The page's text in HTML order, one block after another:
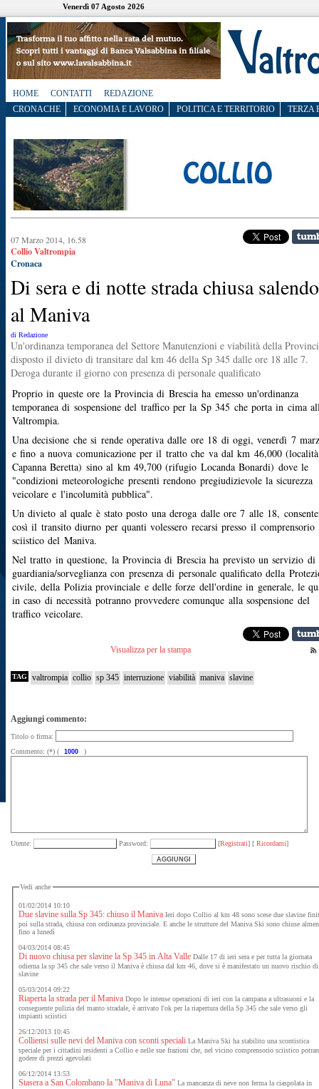
Venerdì 07 Agosto 2026
HOME CONTATTI
REDAZIONE
CRONACHE
ECONOMIA E LAVORO POLITICA E TERRITORIO TERZA
07 Marzo 2014, 16.58
Collio Valtrompia
Cronaca
Di sera e di notte strada chiusa salendo
al Maniva
di Redazione
Un'ordinanza temporanea del Settore Manutenzioni e viabilità della
disposto il divieto di transitare dal km 46 della Sp 345 dalle ore 18 alle 7.
Deroga durante il giorno con presenza di personale qualificato
Proprio in queste ore la Provincia di Brescia ha emesso un'ordinanza
temporanea di sospensione del traffico per la Sp 345 che porta in cima
Valtrompia.
Una decisione che si rende operativa dalle ore 18 di oggi, venerdì 7
e fino a nuova comunicazione per il tratto che va dal km 46,000 (località
Capanna Beretta) sino al km 49,700 (rifugio Locanda Bonardi) dove le
"condizioni meteorologiche presenti rendono pregiudizievole la sicurezza
veicolare e l'incolumità pubblica".
Un divieto al quale è stato posto una deroga dalle ore 7 alle 18,
così il transito diurno per quanti volessero recarsi presso il comprensorio
sciistico del Maniva.
Nel tratto in questione, la Provincia di Brescia ha previsto un servizio di
guardiania/sorveglianza con presenza di personale qualificato della
civile, della Polizia provinciale e delle forze dell'ordine in generale, le
in caso di necessità potranno provvedere comunque alla sospensione del
traffico veicolare.
Visualizza per la stampa
TAG valtrompia collio sp 345 interruzione viabilità maniva slavine
Aggiungi commento:
Titolo o firma:
Commento: (*) (
)
Utente: Password: [Registrati] [ Ricordami]
Vedi anche
01/02/2014 10:10
Due slavine sulla Sp 345: chiuso il Maniva Ieri dopo Collio al km 48 sono scese due slavine
poi sulla strada, chiusa con ordinanza provinciale. E anche le strutture del Maniva Ski sono chiuse
fino a lunedì
04/03/2014 08:45
Di nuovo chiusa per slavine la Sp 345 in Alta Valle Dalle 17 di ieri sera e per tutta la giornata
odierna la sp 345 che sale verso il Maniva è chiusa dal km 46, dove si è manifestato un nuovo rischio di
slavine
05/03/2014 09:22
Riaperta la strada per il Maniva Dopo le intense operazioni di ieri con la campana a ultrasuoni e la
conseguente pulizia del manto stradale, è arrivato l'ok per la riapertura della Sp 345 che sale verso gli
impianti sciistici
26/12/2013 10:45
Colliensi sulle nevi del Maniva con sconti speciali La Maniva Ski ha stabilito una scontistica
speciale per i cittadini residenti a Collio e nelle sue frazioni che, nel vicino comprensorio sciistico
godere di prezzi agevolati
06/12/2014 13:53
Stasera a San Colombano la "Maniva di Luna" La mancanza di neve non ferma la ciaspolata in